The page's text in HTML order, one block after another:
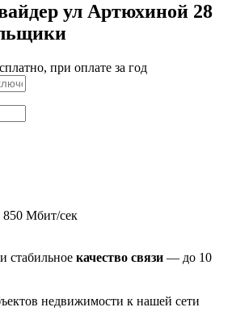
ул Артюхиной 28
при оплате за год
850 Мбит/сек
стабильное качество связи — до 10
недвижимости к нашей сети